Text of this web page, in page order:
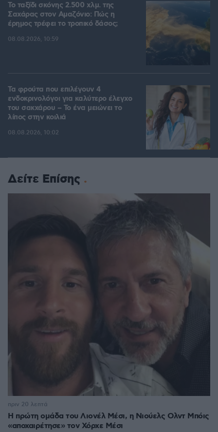
Το ταξίδι σκόνης 2.500 χλμ. της
Σαχάρας στον Αμαζόνιο: Πώς η
έρημος τρέφει το τροπικό δάσος;
08.08.2026, 10:59
Τα φρούτα που επιλέγουν 4
ενδοκρινολόγοι για καλύτερο έλεγχο
του σακχάρου – Το ένα μειώνει το
λίπος στην κοιλιά
08.08.2026, 10:02
Δείτε Επίσης
Η πρώτη ομάδα του Λιονέλ Μέσι, η Νιούελς Ολντ Μπόις
«αποχαιρέτησε» τον Χόρχε Μέσι
πριν 20 λεπτά